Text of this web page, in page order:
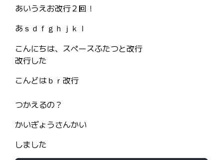
あいうえお改行２回！
あｓｄｆｇｈｊｋｌ
こんにちは、スペースふたつと改行
改行した
こんどはｂｒ改行
つかえるの？
かいぎょうさんかい
しました